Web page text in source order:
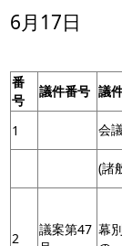
6月17日
番
号
議件番号 議
1 会
(諸
2
議案第47 幕